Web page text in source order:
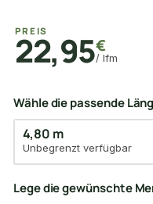
PREIS
22,95€
/ lfm
Wähle die passende
4,80 m
Unbegrenzt verfügbar
Lege die gewünschte